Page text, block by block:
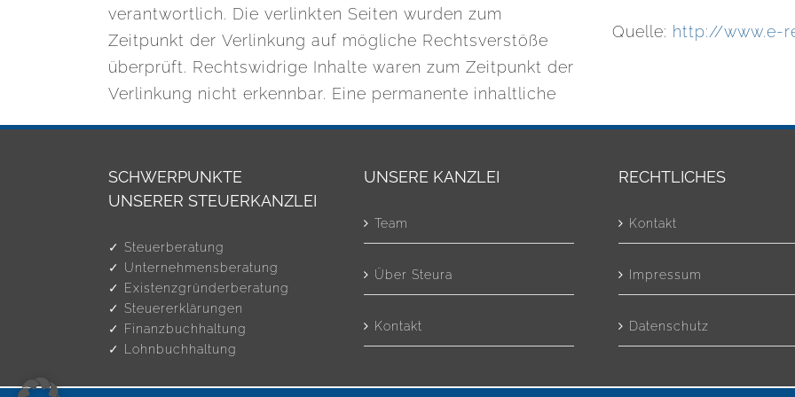
verantwortlich. Die verlinkten Seiten wurden zum
Zeitpunkt der Verlinkung auf mögliche Rechtsverstöße
überprüft. Rechtswidrige Inhalte waren zum Zeitpunkt der
Verlinkung nicht erkennbar. Eine permanente inhaltliche
Quelle: http://www.e-
SCHWERPUNKTE
UNSERER STEUERKANZLEI
✓ Steuerberatung
✓ Unternehmensberatung
✓ Existenzgründerberatung
✓ Steuererklärungen
✓ Finanzbuchhaltung
✓ Lohnbuchhaltung
UNSERE KANZLEI
Team
Über Steura
Kontakt
RECHTLICHES
Kontakt
Impressum
Datenschutz